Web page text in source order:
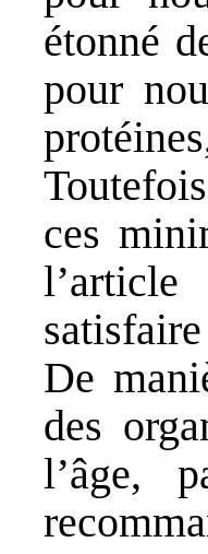
étonné
pour
ces
De
des
l’âge,